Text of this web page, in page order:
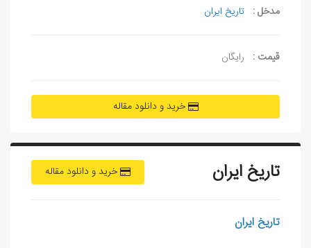
مدخل : تاریخ ایران
قیمت : رایگان
خرید و دانلود مقاله
خرید و دانلود مقاله تاریخ ایران
تاریخ ایران